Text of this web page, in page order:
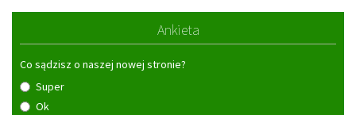
Ankieta
Co sądzisz o naszej nowej stronie?
Super
Ok